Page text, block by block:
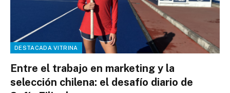
DESTACADA VITRINA
Entre el trabajo en marketing y la
selección chilena: el desafío diario de